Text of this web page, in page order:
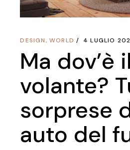
DESIGN, WORLD 4 LUGLIO
Ma dov’è il
volante?
sorprese
auto del